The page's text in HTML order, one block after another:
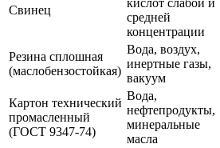
Свинец
средней
концентрации
Резина сплошная
(маслобензостойкая)
Вода, воздух,
инертные газы,
вакуум
Картон технический
промасленный
(ГОСТ 9347-74)
Вода,
нефтепродукты,
минеральные
масла